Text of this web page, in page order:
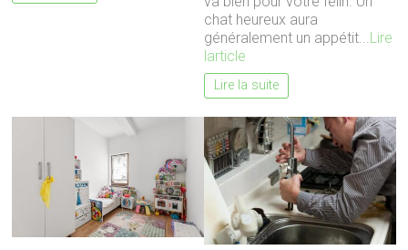
chat heureux aura
généralement un appétit...Lire
larticle
Lire la suite